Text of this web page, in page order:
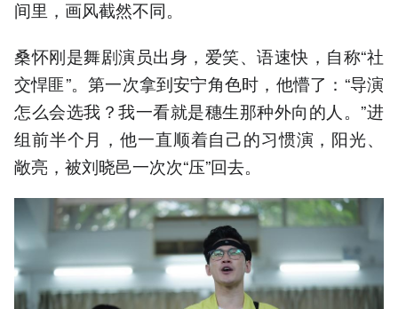
间里，画风截然不同。
桑怀刚是舞剧演员出身，爱笑、语速快，自称“社
交悍匪”。第一次拿到安宁角色时，他懵了：“导演
怎么会选我？我一看就是穗生那种外向的人。”进
组前半个月，他一直顺着自己的习惯演，阳光、
敞亮，被刘晓邑一次次“压”回去。